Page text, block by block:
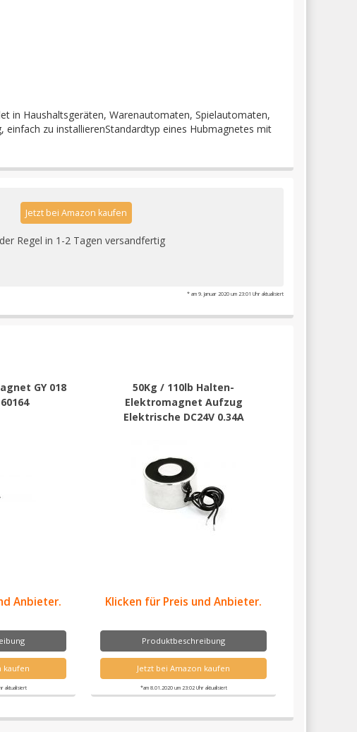
in Haushaltsgeräten, Warenautomaten, Spielautomaten,
zu installierenStandardtyp eines Hubmagnetes mit
Jetzt bei Amazon kaufen
Regel in 1-2 Tagen versandfertig
* am 9. Januar 2020 um 23:01 Uhr aktualisiert
GY 018
Anbieter.
kaufen
aktualisiert
50Kg / 110lb Halten-
Elektromagnet Aufzug
Elektrische DC24V 0.34A
Klicken für Preis und Anbieter.
Produktbeschreibung
Jetzt bei Amazon kaufen
*am 8.01.2020 um 23:02 Uhr aktualisiert